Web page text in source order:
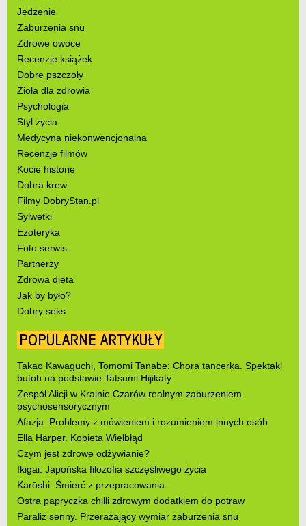
Jedzenie
Zaburzenia snu
Zdrowe owoce
Recenzje książek
Dobre pszczoły
Zioła dla zdrowia
Psychologia
Styl życia
Medycyna niekonwencjonalna
Recenzje filmów
Kocie historie
Dobra krew
Filmy DobryStan.pl
Sylwetki
Ezoteryka
Foto serwis
Partnerzy
Zdrowa dieta
Jak by było?
Dobry seks
POPULARNE ARTYKUŁY
Takao Kawaguchi, Tomomi Tanabe: Chora tancerka. Spektakl
butoh na podstawie Tatsumi Hijikaty
Zespół Alicji w Krainie Czarów realnym zaburzeniem
psychosensorycznym
Afazja. Problemy z mówieniem i rozumieniem innych osób
Ella Harper. Kobieta Wielbłąd
Czym jest zdrowe odżywianie?
Ikigai. Japońska filozofia szczęśliwego życia
Karōshi. Śmierć z przepracowania
Ostra papryczka chilli zdrowym dodatkiem do potraw
Paraliż senny. Przerażający wymiar zaburzenia snu